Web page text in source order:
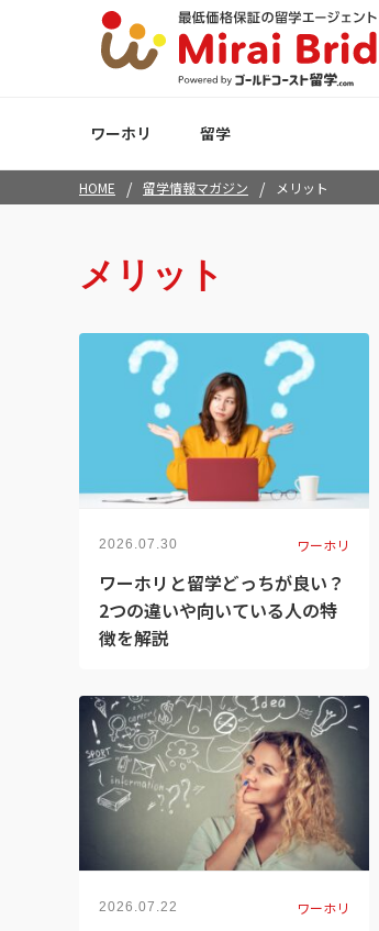
ワーホリ 留学
HOME / 留学情報マガジン / メリット
メリット
2026.07.30 ワーホリ
ワーホリと留学どっちが良い？
2つの違いや向いている人の特
徴を解説
2026.07.22 ワーホリ